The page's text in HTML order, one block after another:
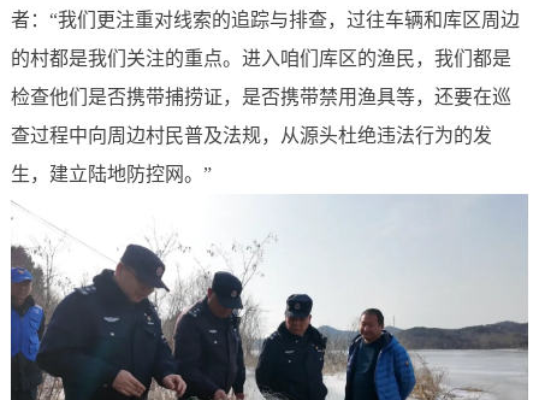
者：“我们更注重对线索的追踪与排查，过往车辆和库区周边
的村都是我们关注的重点。进入咱们库区的渔民，我们都是
检查他们是否携带捕捞证，是否携带禁用渔具等，还要在巡
查过程中向周边村民普及法规，从源头杜绝违法行为的发
生，建立陆地防控网。”